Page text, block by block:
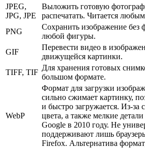
JPEG,
JPG, JPE
Выложить готовую
распечатать. Читается
PNG
Сохранить изображение без
любой фигуры.
GIF
Перевести видео в
движущейся картинки.
TIFF, TIF
Для хранения готовых
большом формате.
WebP
Формат для загрузки
сильно сжимает картинку,
и быстро загружается. Из-за
цвета, а также мелкие
Google в 2010 году. Не
поддерживают лишь
Firefox. Альтернатива